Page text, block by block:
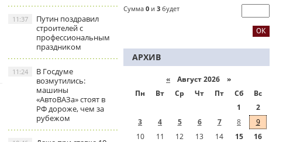
Путин поздравил
строителей с
профессиональным
праздником
11:37
В Госдуме
возмутились:
машины
«АвтоВАЗа» стоят в
РФ дороже, чем за
рубежом
11:24
Сумма 0 и 3 будет
АРХИВ
« Август 2026 »
Пн
Вт Ср Чт Пт Сб
Вс
1
2
3
4 5 6 7 8
9
10
11 12 13 14 15
16